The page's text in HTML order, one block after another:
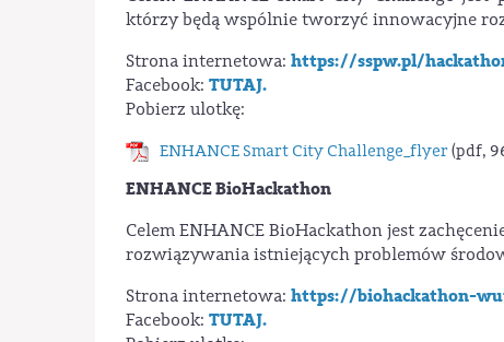
którzy będą wspólnie tworzyć innowacyjne
Strona internetowa: https://sspw.pl/
Facebook: TUTAJ.
Pobierz ulotkę:
ENHANCE Smart City Challenge_flyer(pdf,
ENHANCE BioHackathon
Celem ENHANCE BioHackathon jest
rozwiązywania istniejących problemów
Strona internetowa: https://biohackathon-
Facebook: TUTAJ.